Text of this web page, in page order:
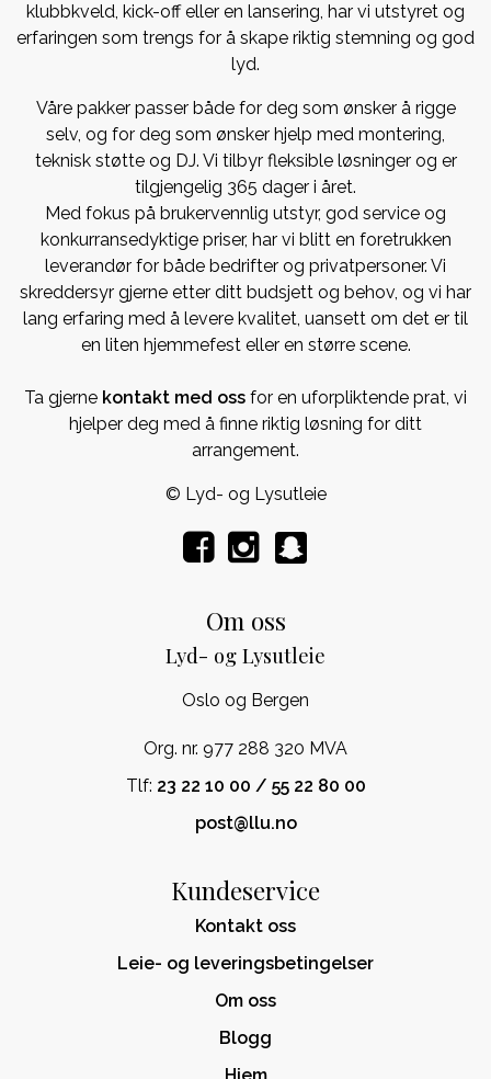
klubbkveld, kick-off eller en lansering, har vi utstyret og
erfaringen som trengs for å skape riktig stemning og god
lyd.
Våre pakker passer både for deg som ønsker å rigge
selv, og for deg som ønsker hjelp med montering,
teknisk støtte og DJ. Vi tilbyr fleksible løsninger og er
tilgjengelig 365 dager i året.
Med fokus på brukervennlig utstyr, god service og
konkurransedyktige priser, har vi blitt en foretrukken
leverandør for både bedrifter og privatpersoner. Vi
skreddersyr gjerne etter ditt budsjett og behov, og vi har
lang erfaring med å levere kvalitet, uansett om det er til
en liten hjemmefest eller en større scene.
Ta gjerne kontakt med oss for en uforpliktende prat, vi
hjelper deg med å finne riktig løsning for ditt
arrangement.
© Lyd- og Lysutleie
Om oss
Lyd- og Lysutleie
Oslo og Bergen
Org. nr. 977 288 320 MVA
Tlf: 23 22 10 00 / 55 22 80 00
post@llu.no
Kundeservice
Kontakt oss
Leie- og leveringsbetingelser
Om oss
Blogg